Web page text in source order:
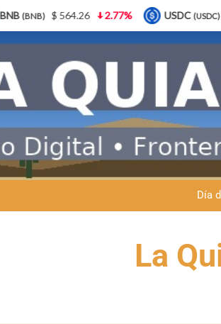
Fernando Rejal
Día
Fernando Rejal
La
USDC(USDC) $ 0.999925 0%